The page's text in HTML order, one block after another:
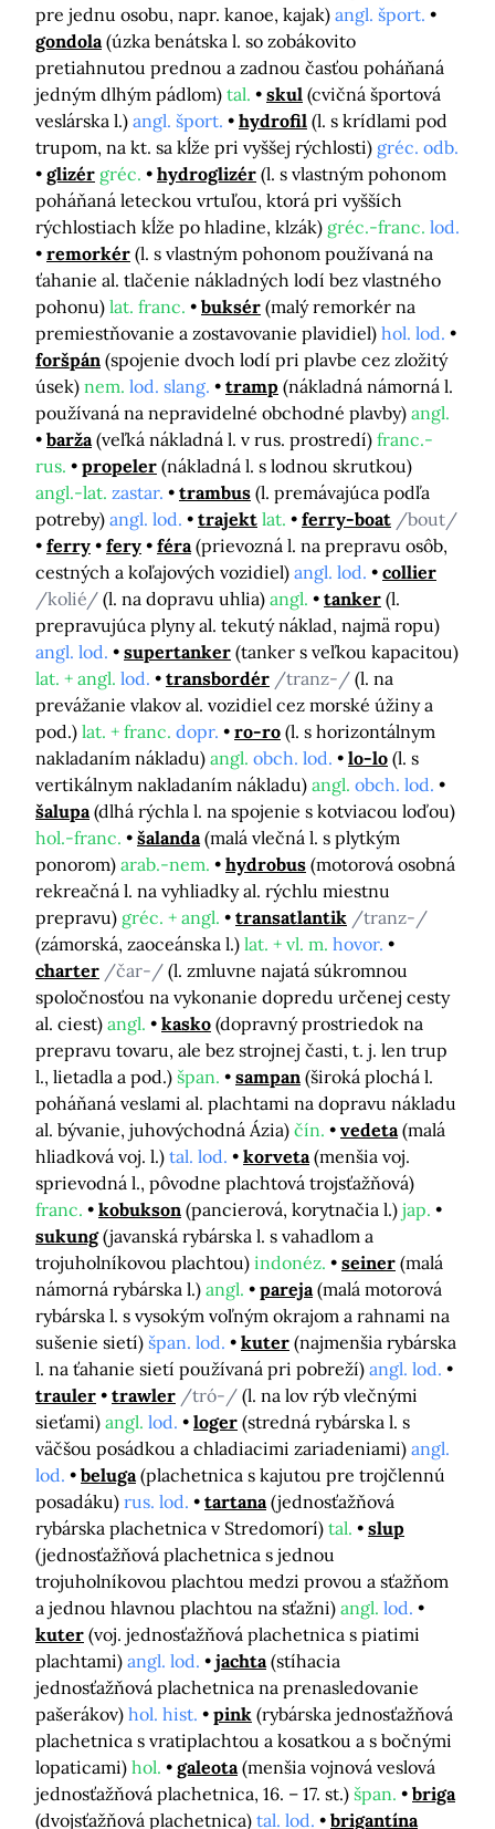
pre jednu osobu, napr. kanoe, kajak) angl. šport.
gondola (úzka benátska l. so zobákovito
pretiahnutou prednou a zadnou časťou poháňaná
jedným dlhým pádlom) tal. skul (cvičná športová
veslárska l.) angl. šport. hydrofil (l. s krídlami pod
trupom, na kt. sa kĺže pri vyššej rýchlosti) gréc. odb.
glizér gréc. hydroglizér (l. s vlastným pohonom
poháňaná leteckou vrtuľou, ktorá pri vyšších
rýchlostiach kĺže po hladine, klzák) gréc.-franc. lod.
remorkér (l. s vlastným pohonom používaná na
ťahanie al. tlačenie nákladných lodí bez vlastného
pohonu) lat. franc. buksér (malý remorkér na
premiestňovanie a zostavovanie plavidiel) hol. lod.
foršpán (spojenie dvoch lodí pri plavbe cez zložitý
úsek) nem. lod. slang. tramp (nákladná námorná l.
používaná na nepravidelné obchodné plavby) angl.
barža (veľká nákladná l. v rus. prostredí) franc.-
rus.
propeler (nákladná l. s lodnou skrutkou)
angl.-lat. zastar. trambus (l. premávajúca podľa
potreby) angl. lod. trajekt lat. ferry-boat /bout/
ferry
fery féra (prievozná l. na prepravu osôb,
cestných a koľajových vozidiel) angl. lod.
collier
/kolié/ (l. na dopravu uhlia) angl. tanker (l.
prepravujúca plyny al. tekutý náklad, najmä ropu)
angl. lod.
supertanker (tanker s veľkou kapacitou)
lat. + angl. lod. transbordér /tranz-/ (l. na
prevážanie vlakov al. vozidiel cez morské úžiny a
pod.) lat. + franc. dopr. ro-ro (l. s horizontálnym
nakladaním nákladu) angl. obch. lod. lo-lo (l. s
vertikálnym nakladaním nákladu) angl. obch. lod.
šalupa (dlhá rýchla l. na spojenie s kotviacou loďou)
hol.-franc.
šalanda (malá vlečná l. s plytkým
ponorom) arab.-nem. hydrobus (motorová osobná
rekreačná l. na vyhliadky al. rýchlu miestnu
prepravu) gréc. + angl. transatlantik /tranz-/
(zámorská, zaoceánska l.) lat. + vl. m. hovor.
charter /čar-/ (l. zmluvne najatá súkromnou
spoločnosťou na vykonanie dopredu určenej cesty
al. ciest) angl. kasko (dopravný prostriedok na
prepravu tovaru, ale bez strojnej časti, t. j. len trup
l., lietadla a pod.) špan. sampan (široká plochá l.
poháňaná veslami al. plachtami na dopravu nákladu
al. bývanie, juhovýchodná Ázia) čín. vedeta (malá
hliadková voj. l.) tal. lod. korveta (menšia voj.
sprievodná l., pôvodne plachtová trojsťažňová)
franc.
kobukson (pancierová, korytnačia l.) jap.
sukung (javanská rybárska l. s vahadlom a
trojuholníkovou plachtou) indonéz. seiner (malá
námorná rybárska l.) angl. pareja (malá motorová
rybárska l. s vysokým voľným okrajom a rahnami na
sušenie sietí) špan. lod. kuter (najmenšia rybárska
l. na ťahanie sietí používaná pri pobreží) angl. lod.
trauler
trawler /tró-/ (l. na lov rýb vlečnými
sieťami) angl. lod. loger (stredná rybárska l. s
väčšou posádkou a chladiacimi zariadeniami) angl.
lod.
beluga (plachetnica s kajutou pre trojčlennú
posadáku) rus. lod. tartana (jednosťažňová
rybárska plachetnica v Stredomorí) tal.
slup
(jednosťažňová plachetnica s jednou
trojuholníkovou plachtou medzi provou a sťažňom
a jednou hlavnou plachtou na sťažni) angl. lod.
kuter (voj. jednosťažňová plachetnica s piatimi
plachtami) angl. lod. jachta (stíhacia
jednosťažňová plachetnica na prenasledovanie
pašerákov) hol. hist. pink (rybárska jednosťažňová
plachetnica s vratiplachtou a kosatkou a s bočnými
lopaticami) hol. galeota (menšia vojnová veslová
jednosťažňová plachetnica, 16. – 17. st.) špan.
briga
(dvojsťažňová plachetnica) tal. lod. brigantína